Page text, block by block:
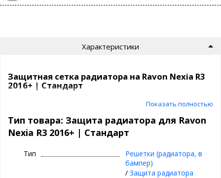
Характеристики
Защитная сетка радиатора на Ravon Nexia R3
2016+ | Стандарт
Сетка на радиатор Ravon Nexia R3 2016+ защитит ваш
автомобиль от насекомых, камней, мусора и выглядит просто
отлично!
сегодня.
Показать полностью
Тип товара: Защита радиатора для Ravon
Nexia R3 2016+ | Стандарт
Тип
Решетки (радиатора, в
бампер)
/ Защита радиатора